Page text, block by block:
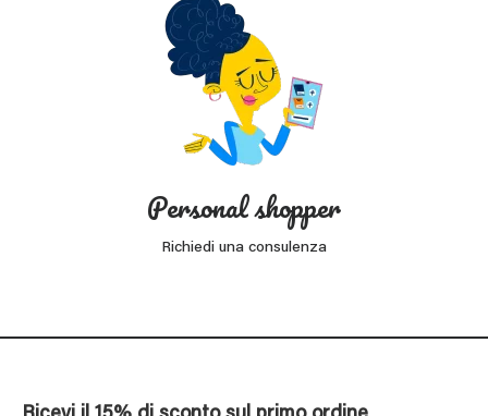
Personal shopper
Richiedi una consulenza